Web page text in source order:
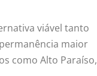
viável tanto
maior
como Alto Paraíso,